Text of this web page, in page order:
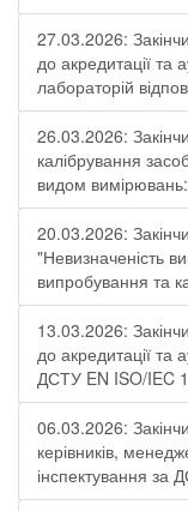
27.03.2026:
до акредитації та
лабораторій
26.03.2026:
калібрування
видом
20.03.2026:
"Невизначеність
випробування та
13.03.2026:
до акредитації та
ДСТУ EN ISO/IEC
06.03.2026:
керівників,
інспектування